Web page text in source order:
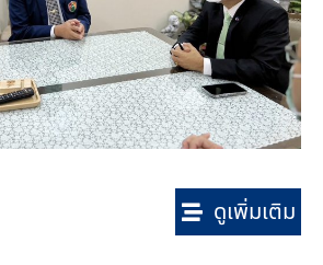
ดูเพิ่มเติม